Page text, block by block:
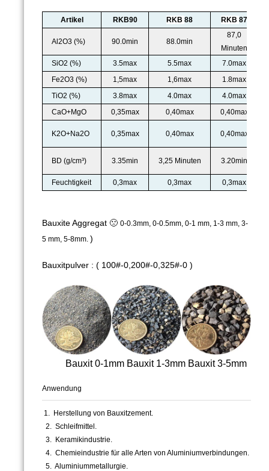
Artikel RKB90 RKB 88 RKB 87
Al2O3 (%) 90.0min 88.0min
87,0
Minuten
SiO2 (%)
3.5max 5.5max
7.0max
Fe2O3 (%)
1,5max 1,6max
1.8max
TiO2 (%)
3.8max 4.0max
4.0max
CaO+MgO
0,35max 0,40max 0,40max
K2O+Na2O 0,35max 0,40max 0,40max
BD (g/cm³) 3.35min 3,25 Minuten 3.20min
Feuchtigkeit 0,3max 0,3max 0,3max
Bauxite Aggregat 🙁 0-0.3mm, 0-0.5mm, 0-1 mm, 1-3 mm, 3-
5 mm, 5-8mm. )
Bauxitpulver : ( 100#-0,200#-0,325#-0 )
Bauxit 0-1mm Bauxit 1-3mm Bauxit 3-5mm
Anwendung
1. Herstellung von Bauxitzement.
2. Schleifmittel.
3. Keramikindustrie.
4. Chemieindustrie für alle Arten von Aluminiumverbindungen.
5. Aluminiummetallurgie.